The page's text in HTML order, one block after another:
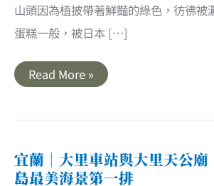
山頭因為植披帶著鮮豔的綠色，彷彿被
蛋糕一般，被日本 […]
宜
蘭
母
登
山
步
Read More »
宜蘭｜大里車站與大里天公廟
島最美海景第一排